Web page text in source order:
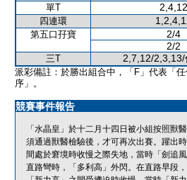
單T 2,4,12
四連環
第五口孖寶 2/4
2/2
三T 2,7,12/2,3,13/
派彩備註：於勝出組合中，「F」代表「
序」。
競賽事件報告
「水晶皇」於十二月十四日被小組按照
須通過獸醫檢驗後，才可再次出賽。躍出
間處於窘境時收慢之際失地，當時「劍追
直路彎時，「多利高」外閃。在直路早段